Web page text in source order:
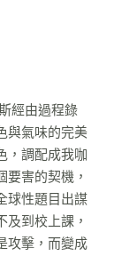
經由過程錄
與氣味的完美
，調配成我咖
害的契機，
球性題目出謀
到校上課，
攻擊，而變成